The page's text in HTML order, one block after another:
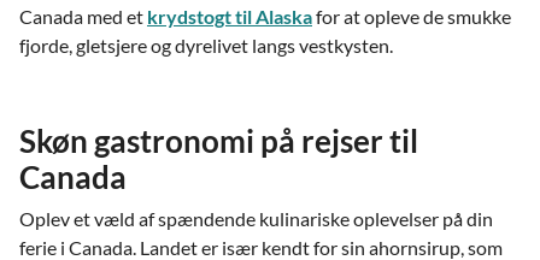
Canada med et krydstogt til Alaskafor at opleve de smukke
fjorde, gletsjere og dyrelivet langs vestkysten.
Skøn gastronomi på rejser til
Canada
Oplev et væld af spændende kulinariske oplevelser på din
ferie i Canada. Landet er især kendt for sin ahornsirup, som